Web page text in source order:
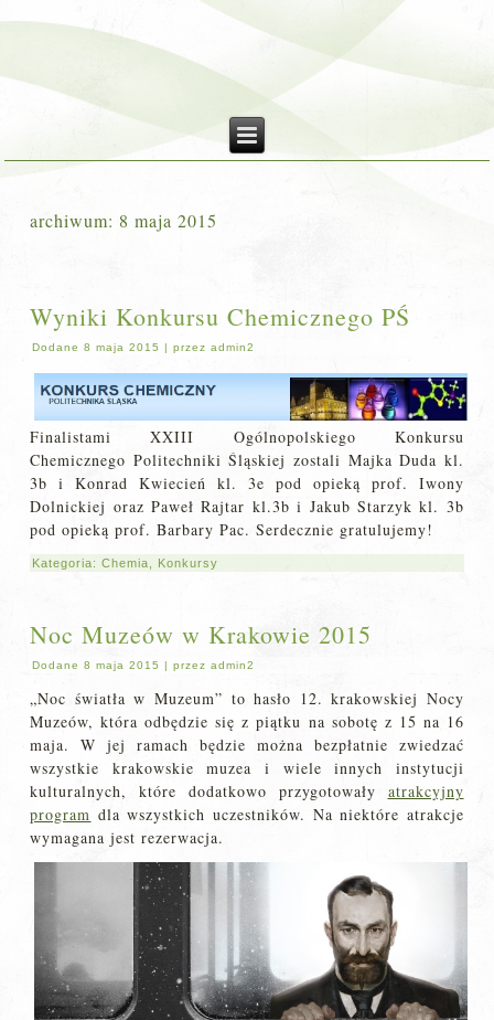
archiwum: 8 maja 2015
Wyniki Konkursu Chemicznego PŚ
Dodane 8 maja 2015 |przez admin2
Finalistami XXIII Ogólnopolskiego Konkursu
Chemicznego Politechniki Śląskiej zostali Majka Duda kl.
3b i Konrad Kwiecień kl. 3e pod opieką prof. Iwony
Dolnickiej oraz Paweł Rajtar kl.3b i Jakub Starzyk kl. 3b
pod opieką prof. Barbary Pac. Serdecznie gratulujemy!
Kategoria:Chemia Konkursy
Noc Muzeów w Krakowie 2015
Dodane 8 maja 2015 |przez admin2
„Noc światła w Muzeum” to hasło 12. krakowskiej Nocy
Muzeów, która odbędzie się z piątku na sobotę z 15 na 16
maja. W jej ramach będzie można bezpłatnie zwiedzać
wszystkie krakowskie muzea i wiele innych instytucji
kulturalnych, które dodatkowo przygotowały atrakcyjny
program dla wszystkich uczestników. Na niektóre atrakcje
wymagana jest rezerwacja.